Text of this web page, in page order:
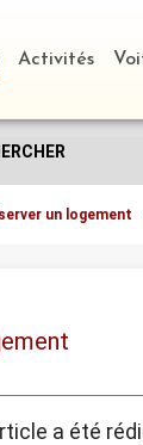
Activités
un logement
a été